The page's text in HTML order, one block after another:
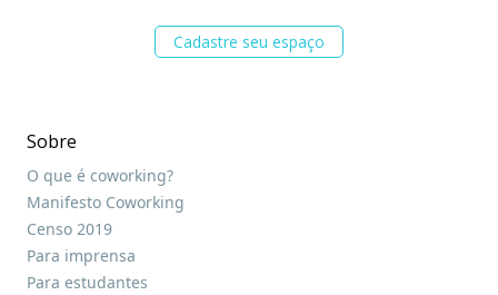
Cadastre seu espaço
Sobre
O que é coworking?
Manifesto Coworking
Censo 2019
Para imprensa
Para estudantes